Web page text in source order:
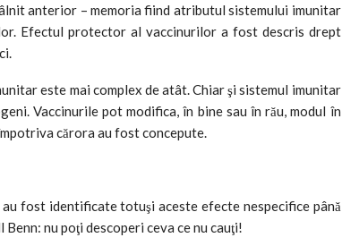
anterior – memoria fiind atributul sistemului imunitar
Efectul protector al vaccinurilor a fost descris drept
este mai complex de atât. Chiar şi sistemul imunitar
Vaccinurile pot modifica, în bine sau în rău, modul în
cărora au fost concepute.
fost identificate totuşi aceste efecte nespecifice până
nu poţi descoperi ceva ce nu cauţi!